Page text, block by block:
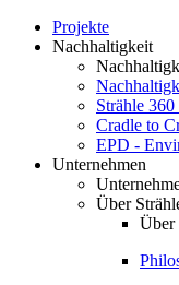
Projekte
Nachhaltigkeit
Strähle 360
Cradle to
EPD -
Unternehmen
Über
Über